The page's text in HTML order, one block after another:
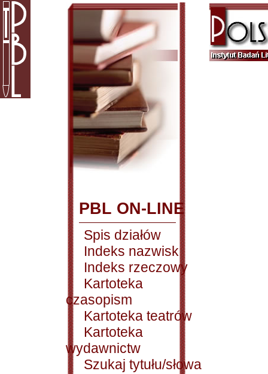
PBL ON-LINE
Spis działów
Indeks nazwisk
Indeks rzeczowy
Kartoteka
czasopism
Kartoteka teatrów
Kartoteka
wydawnictw
Szukaj tytułu/słowa